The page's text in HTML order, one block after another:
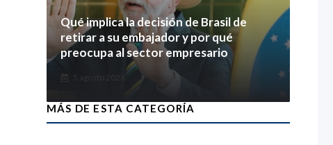
Qué implica la decisión de Brasil de
retirar a su embajador y por qué
preocupa al sector empresario
5 agosto 2026
MÁS DE ESTA CATEGORÍA